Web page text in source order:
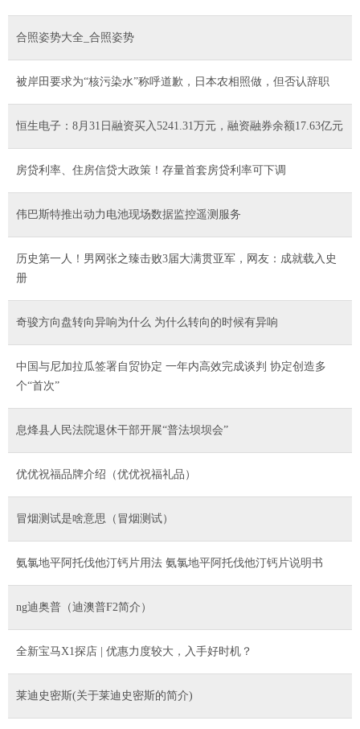
合照姿势大全_合照姿势
被岸田要求为“核污染水”称呼道歉，日本农相照做，但否认辞职
恒生电子：8月31日融资买入5241.31万元，融资融券余额17.63亿元
房贷利率、住房信贷大政策！存量首套房贷利率可下调
伟巴斯特推出动力电池现场数据监控遥测服务
历史第一人！男网张之臻击败3届大满贯亚军，网友：成就载入史
册
奇骏方向盘转向异响为什么 为什么转向的时候有异响
中国与尼加拉瓜签署自贸协定 一年内高效完成谈判 协定创造多
个“首次”
息烽县人民法院退休干部开展“普法坝坝会”
优优祝福品牌介绍（优优祝福礼品）
冒烟测试是啥意思（冒烟测试）
氨氯地平阿托伐他汀钙片用法 氨氯地平阿托伐他汀钙片说明书
ng迪奥普（迪澳普F2简介）
全新宝马X1探店 | 优惠力度较大，入手好时机？
莱迪史密斯(关于莱迪史密斯的简介)